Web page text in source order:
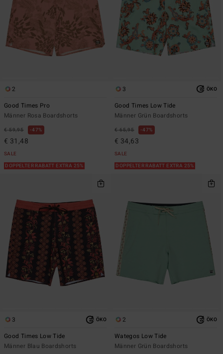
2
Good Times Pro
Männer Rosa Boardshorts
€ 59,95 47%
€ 31,48
SALE
DOPPELTER RABATT EXTRA 25%
3 ÖKO
Good Times Low Tide
Männer Grün Boardshorts
€ 65,95 47%
€ 34,63
SALE
DOPPELTER RABATT EXTRA 25%
3 ÖKO
Good Times Low Tide
Männer Blau Boardshorts
2 ÖKO
Wategos Low Tide
Männer Grün Boardshorts